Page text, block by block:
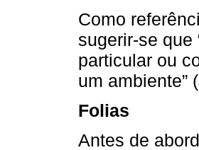
Como
sugerir-se que
particular ou
um ambiente”
Folias
Antes de